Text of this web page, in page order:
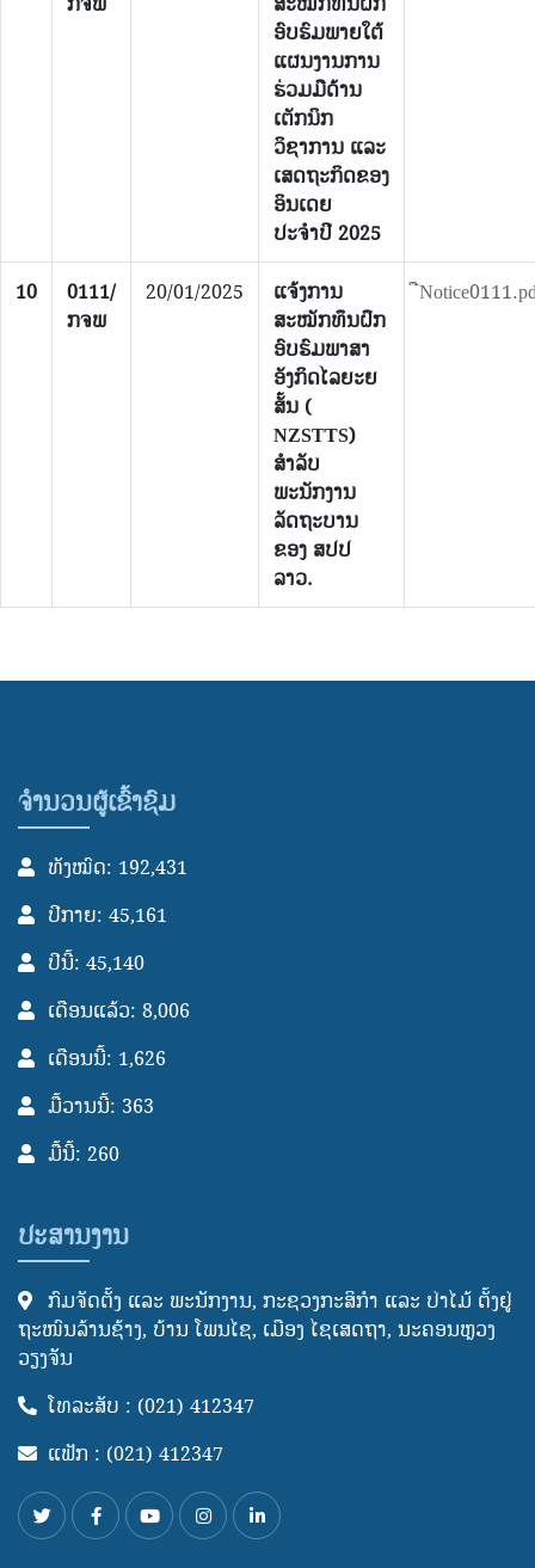
ອົບຮົມພາຍໃຕ້
ແຜນງານການ
ຮ່ວມມືດ້ານ
ເຕັກນິກ
ວິຊາການ ແລະ
ເສດຖະກິດຂອງ
ອິນເດຍ
ປະຈຳປີ 2025
10
0111/
ກຈພ
20/01/2025
ແຈ້ງການ
ສະໝັກທຶນຝຶກ
ອົບຮົມພາສາ
ອັງກິດໄລຍະຍ
ສັ້ນ (
NZSTTS)
ສຳລັບ
ພະນັກງານ
ລັດຖະບານ
ຂອງ ສປປ
ລາວ.
ຈຳນວນຜູ້ເຂົ້າຊົມ
ທັງໝົດ: 192,431
ປີກາຍ: 45,161
ປີນີ້: 45,140
ເດືອນແລ້ວ: 8,006
ເດືອນນີ້: 1,626
ມື້ວານນີ້: 363
ມື້ນີ້: 260
ປະສານງານ
ກົມຈັດຕັ້ງ ແລະ ພະນັກງານ, ກະຊວງກະສິກໍາ ແລະ ປ່າໄມ້ ຕັ້ງຢູ່
ຖະໜົນລ້ານຊ້າງ, ບ້ານ ໂພນໄຊ, ເມືອງ ໄຊເສດຖາ, ນະຄອນຫຼວງ
ວຽງຈັັນ
ໂທລະສັບ : (021) 412347
ແຟັກ : (021) 412347